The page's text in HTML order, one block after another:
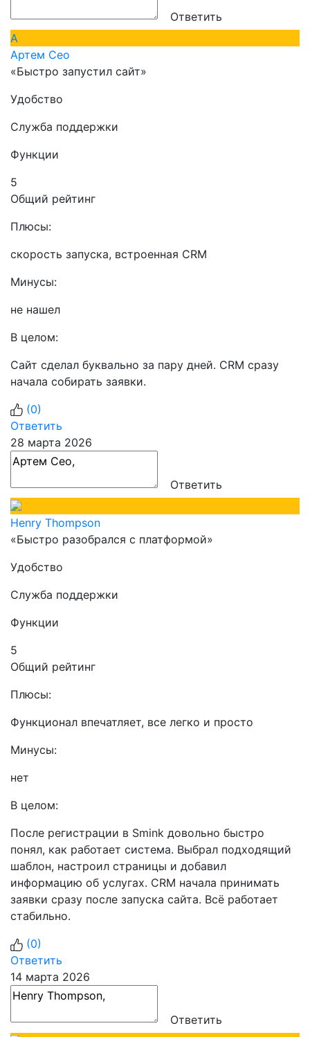
Ответить
А
Артем Сео
«Быстро запустил сайт»
Удобство
Служба поддержки
Функции
5
Общий рейтинг
Плюсы:
скорость запуска, встроенная CRM
Минусы:
не нашел
В целом:
Сайт сделал буквально за пару дней. CRM сразу
начала собирать заявки.
(0)
Ответить
28 марта 2026
Ответить
Henry Thompson
«Быстро разобрался с платформой»
Удобство
Служба поддержки
Функции
5
Общий рейтинг
Плюсы:
Функционал впечатляет, все легко и просто
Минусы:
нет
В целом:
После регистрации в Smink довольно быстро
понял, как работает система. Выбрал подходящий
шаблон, настроил страницы и добавил
информацию об услугах. CRM начала принимать
заявки сразу после запуска сайта. Всё работает
стабильно.
(0)
Ответить
14 марта 2026
Ответить